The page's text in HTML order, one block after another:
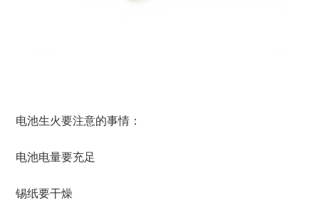
电池生火要注意的事情：
电池电量要充足
锡纸要干燥